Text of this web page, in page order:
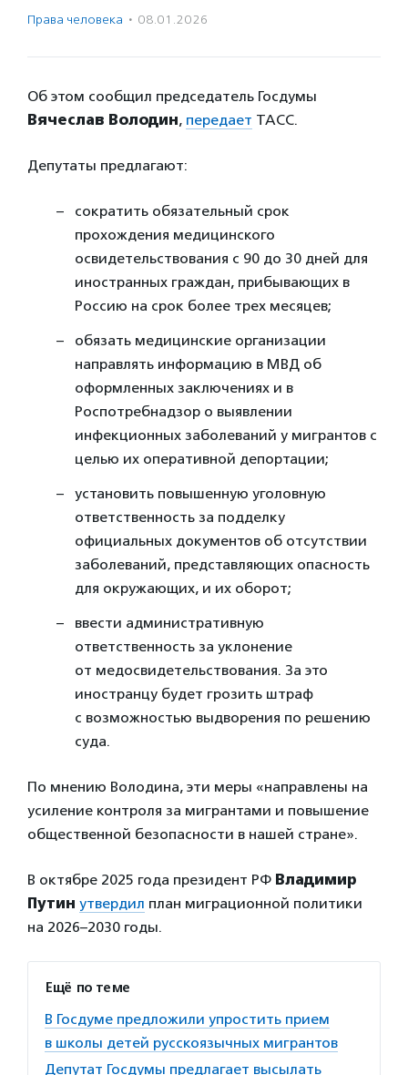
Права человека · 08.01.2026
Об этом сообщил председатель Госдумы
Вячеслав Володин, передает ТАСС.
Депутаты предлагают:
сократить обязательный срок
прохождения медицинского
освидетельствования с 90 до 30 дней для
иностранных граждан, прибывающих в
Россию на срок более трех месяцев;
обязать медицинские организации
направлять информацию в МВД об
оформленных заключениях и в
Роспотребнадзор о выявлении
инфекционных заболеваний у мигрантов с
целью их оперативной депортации;
установить повышенную уголовную
ответственность за подделку
официальных документов об отсутствии
заболеваний, представляющих опасность
для окружающих, и их оборот;
ввести административную
ответственность за уклонение
от медосвидетельствования. За это
иностранцу будет грозить штраф
с возможностью выдворения по решению
суда.
По мнению Володина, эти меры «направлены на
усиление контроля за мигрантами и повышение
общественной безопасности в нашей стране».
В октябре 2025 года президент РФ Владимир
Путин утвердил план миграционной политики
на 2026–2030 годы.
Ещё по теме
В Госдуме предложили упростить прием
в школы детей русскоязычных мигрантов
Депутат Госдумы предлагает высылать